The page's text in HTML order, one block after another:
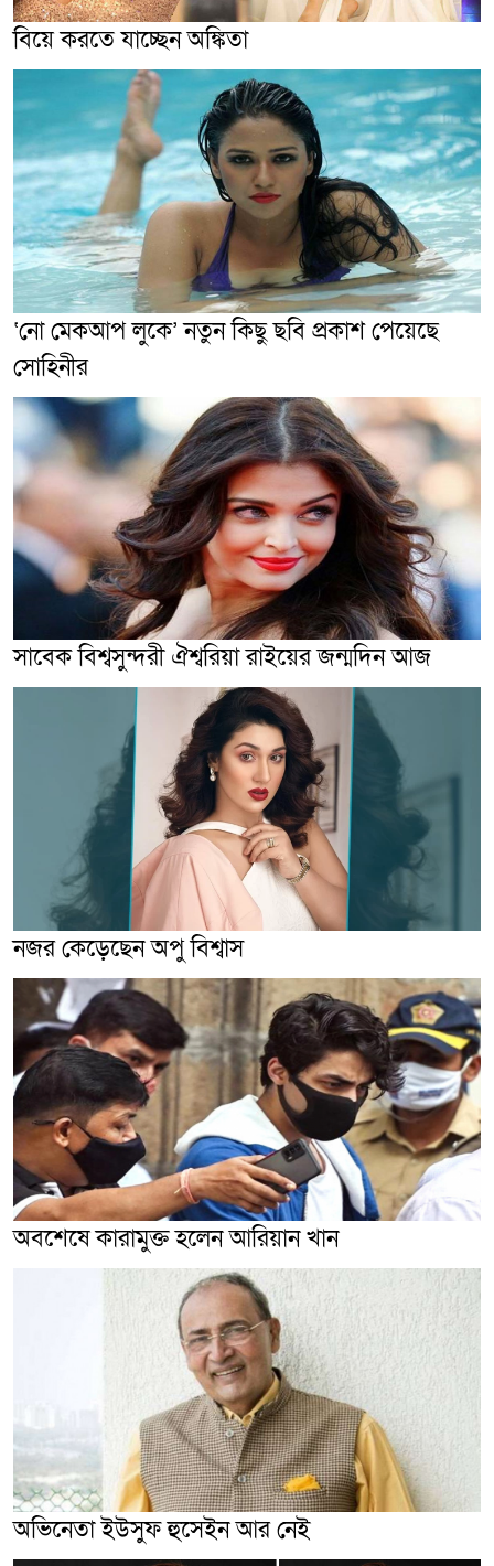
বিয়ে করতে যাচ্ছেন অঙ্কিতা
‘নো মেকআপ লুকে’ নতুন কিছু ছবি প্রকাশ পেয়েছে
সোহিনীর
সাবেক বিশ্বসুন্দরী ঐশ্বরিয়া রাইয়ের জন্মদিন আজ
নজর কেড়েছেন অপু বিশ্বাস
অবশেষে কারামুক্ত হলেন আরিয়ান খান
অভিনেতা ইউসুফ হুসেইন আর নেই